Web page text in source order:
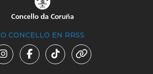
O CONCELLO EN RRSS